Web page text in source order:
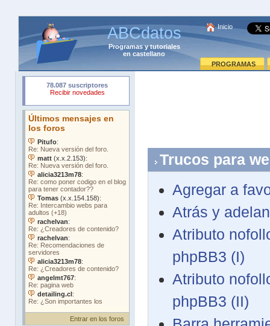
ABCdatos
Programasytutoriales
en castellano
Inicio
PROGRAMAS
Entrar en los foros
Trucos para
Agregar a
Atrás y
Atributo
phpBB3 (I)
Atributo
phpBB3 (II)